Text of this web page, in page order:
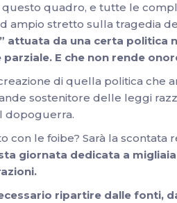
quadro, e tutte le
ampio stretto sulla tragedia
attuata da una certa politica
E che non rende
di quella politica che
sostenitore delle leggi
dopoguerra.
con le foibe? Sarà la scontata
giornata dedicata a
ripartire dalle fonti,